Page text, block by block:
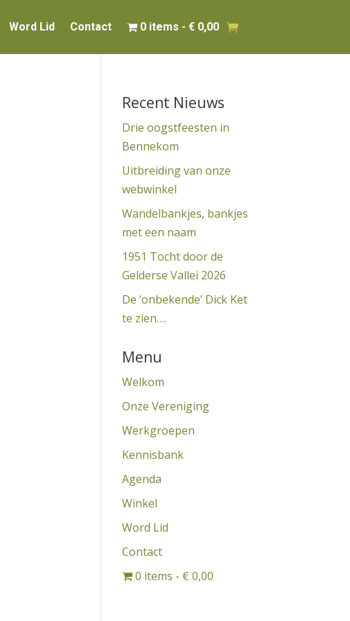
Word Lid Contact 0 items € 0,00
Recent Nieuws
Drie oogstfeesten in
Bennekom
Uitbreiding van onze
webwinkel
Wandelbankjes, bankjes
met een naam
1951 Tocht door de
Gelderse Vallei 2026
De ‘onbekende’ Dick Ket
te zien….
Menu
Welkom
Onze Vereniging
Werkgroepen
Kennisbank
Agenda
Winkel
Word Lid
Contact
0 items
€ 0,00